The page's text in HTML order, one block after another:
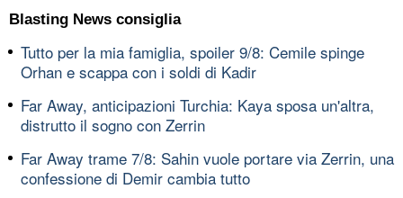
Blasting News consiglia
Tutto per la mia famiglia, spoiler 9/8: Cemile spinge
Orhan e scappa con i soldi di Kadir
Far Away, anticipazioni Turchia: Kaya sposa un'altra,
distrutto il sogno con Zerrin
Far Away trame 7/8: Sahin vuole portare via Zerrin, una
confessione di Demir cambia tutto